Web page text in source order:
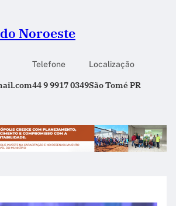
Noroeste
Telefone
44 9 9917 0349
Localização
São Tomé PR